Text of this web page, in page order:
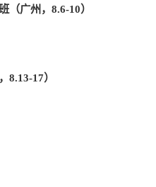
（广州，8.6-10）
8.13-17）